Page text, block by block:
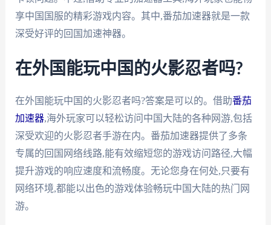
享中国国服的精彩游戏内容。其中,番茄加速器就是一款
深受好评的回国加速神器。
在外国能玩中国的火影忍者吗?
在外国能玩中国的火影忍者吗?答案是可以的。借助番茄
加速器,海外玩家可以轻松访问中国大陆的各种网游,包括
深受欢迎的火影忍者手游在内。番茄加速器提供了多条
专属的回国网络线路,能有效缩短您的游戏访问路径,大幅
提升游戏的响应速度和流畅度。无论您身在何处,只要有
网络环境,都能以出色的游戏体验畅玩中国大陆的热门网
游。